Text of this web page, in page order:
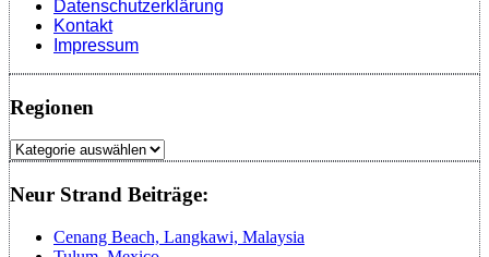
Datenschutzerklärung
Kontakt
Impressum
Regionen
Regionen
Neur Strand Beiträge:
Cenang Beach, Langkawi, Malaysia